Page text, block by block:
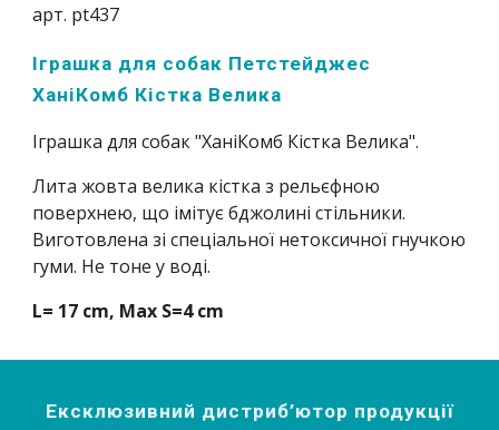
арт. pt437
Іграшка для собак Петстейджес
ХаніКомб Кістка Велика
Іграшка для собак "ХаніКомб Кістка Велика".
Лита жовта велика кістка з рельєфною
поверхнею, що імітує бджолині стільники.
Виготовлена зі спеціальної нетоксичної гнучкою
гуми. Не тоне у воді.
L= 17 cm, Max S=4 cm
Ексклюзивний дистриб’ютор продукції